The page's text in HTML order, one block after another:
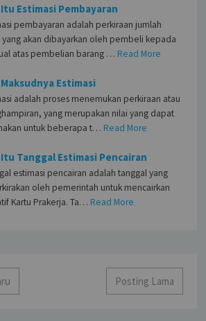
Estimasi Pembayaran
pembayaran adalah perkiraan jumlah
yang akan dibayarkan oleh pembeli kepada
atas pembelian barang … Read More
Estimasi
adalah proses menemukan perkiraan atau
yang merupakan nilai yang dapat
untuk beberapa t… Read More
Tanggal Estimasi Pencairan
estimasi pencairan adalah tanggal yang
oleh pemerintah untuk mencairkan
Kartu Prakerja. Ta… Read More
Posting Lama